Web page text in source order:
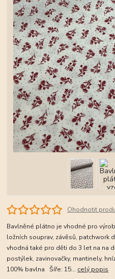
Ohodnotit
Bavlněné plátno je vhodné pro
ložních souprav, závěsů, patchwork
vhodná také pro děti do 3 let na na
postýlek, zavinovačky, mantinely,
100% bavlna Šíře: 15... celý popis